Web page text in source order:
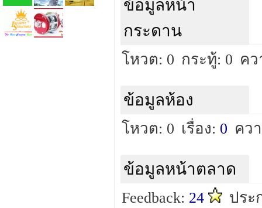
ข้อมูลหน้า
กระดาน
โหวต: 0 กระทู้: 0 ค
ข้อมูลห้อง
โหวต: 0 เรื่อง: 0 คว
ข้อมูลหน้าตลาด
Feedback: 24 ประ